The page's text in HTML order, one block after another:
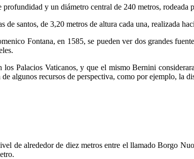
y un diámetro central de 240 metros,
de santos, de 3,20 metros de altura cada una, realizada
Fontana, en 1585, se pueden ver dos grandes
Palacios Vaticanos, y que el mismo Bernini
algunos recursos de perspectiva, como por ejemplo, la
de alrededor de diez metros entre el llamado Borgo